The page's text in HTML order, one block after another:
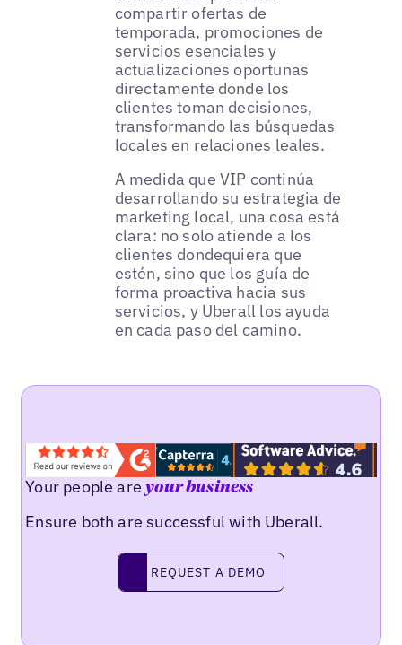
compartir ofertas de
temporada, promociones de
servicios esenciales y
actualizaciones oportunas
directamente donde los
clientes toman decisiones,
transformando las búsquedas
locales en relaciones leales.
A medida que VIP continúa
desarrollando su estrategia de
marketing local, una cosa está
clara: no solo atiende a los
clientes dondequiera que
estén, sino que los guía de
forma proactiva hacia sus
servicios, y Uberall los ayuda
en cada paso del camino.
Your people areyour business
Ensure both are successful with Uberall.
request a demo
REQUEST A DEMO